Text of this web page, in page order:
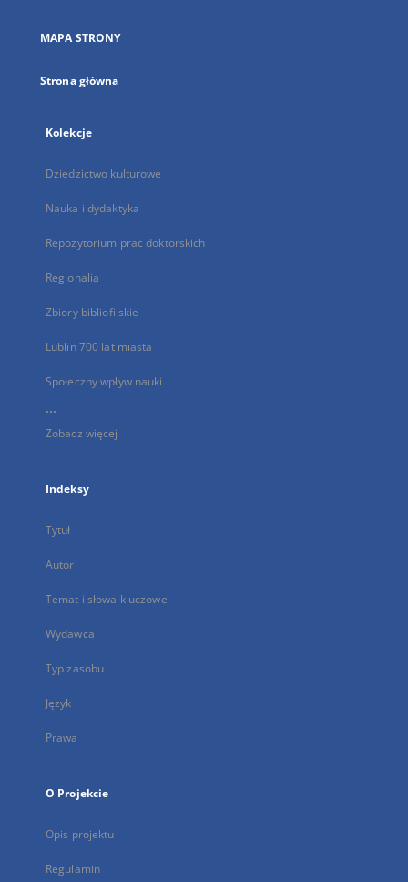
karcie
MAPA STRONY
Strona główna
Kolekcje
Dziedzictwo kulturowe
Nauka i dydaktyka
Repozytorium prac doktorskich
Regionalia
Zbiory bibliofilskie
Lublin 700 lat miasta
Społeczny wpływ nauki
...
Zobacz więcej
Indeksy
Tytuł
Autor
Temat i słowa kluczowe
Wydawca
Typ zasobu
Język
Prawa
O Projekcie
Opis projektu
Regulamin